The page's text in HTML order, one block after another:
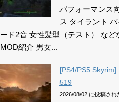
パフォーマンス
ス タイラント
ード2音 女性髪型（テスト） など
MOD紹介 男女...
[PS4/PS5 Skyrim]
519
2026/08/02 に投稿され